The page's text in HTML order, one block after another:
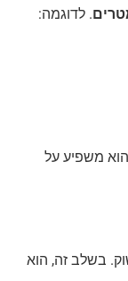
. לדוגמה:
משפיע על
בשלב זה, הוא